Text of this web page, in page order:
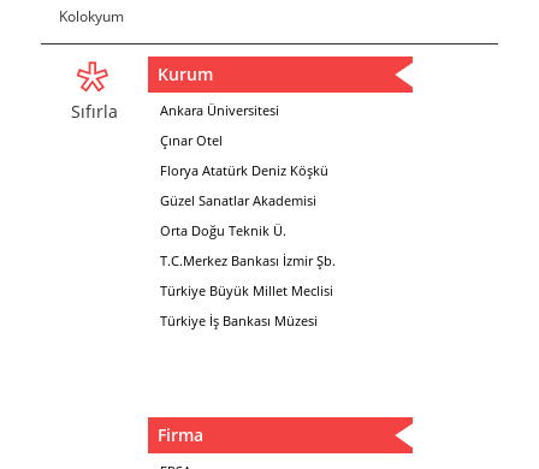
Kolokyum
Sıfırla
Kurum
Ankara Üniversitesi
Çınar Otel
Florya Atatürk Deniz Köşkü
Güzel Sanatlar Akademisi
Orta Doğu Teknik Ü.
T.C.Merkez Bankası İzmir Şb.
Türkiye Büyük Millet Meclisi
Türkiye İş Bankası Müzesi
Firma